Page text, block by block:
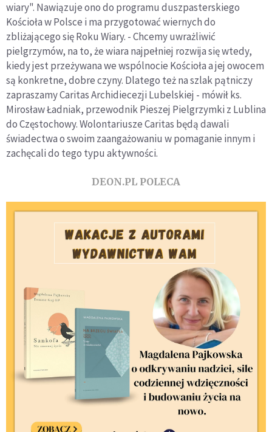
wiary". Nawiązuje ono do programu duszpasterskiego
Kościoła w Polsce i ma przygotować wiernych do
zbliżającego się Roku Wiary. - Chcemy uwrażliwić
pielgrzymów, na to, że wiara najpełniej rozwija się wtedy,
kiedy jest przeżywana we wspólnocie Kościoła a jej owocem
są konkretne, dobre czyny. Dlatego też na szlak pątniczy
zapraszamy Caritas Archidiecezji Lubelskiej - mówił ks.
Mirosław Ładniak, przewodnik Pieszej Pielgrzymki z Lublina
do Częstochowy. Wolontariusze Caritas będą dawali
świadectwa o swoim zaangażowaniu w pomaganie innym i
zachęcali do tego typu aktywności.
DEON.PL POLECA